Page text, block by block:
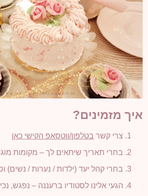
איך מזמינים?
צרי קשר בטלפון/ווטסאפ הקישי כאן
בחרי תאריך שיתאים לך – מקומות
בחרי קהל יעד (ילדות / נערות / נשים)
הגעי אלינו לסטודיו ברעננה – נפגש,